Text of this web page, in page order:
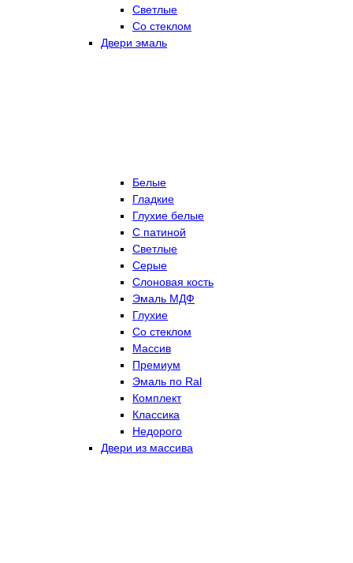
Светлые
Со стеклом
Двери эмаль
Белые
Гладкие
Глухие белые
С патиной
Светлые
Серые
Слоновая кость
Эмаль МДФ
Глухие
Со стеклом
Массив
Премиум
Эмаль по Ral
Комплект
Классика
Недорого
Двери из массива